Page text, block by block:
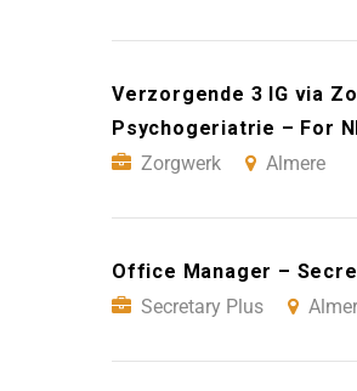
Verzorgende 3 IG via
Psychogeriatrie – For
Zorgwerk
Almere
Office Manager –
Secretary Plus